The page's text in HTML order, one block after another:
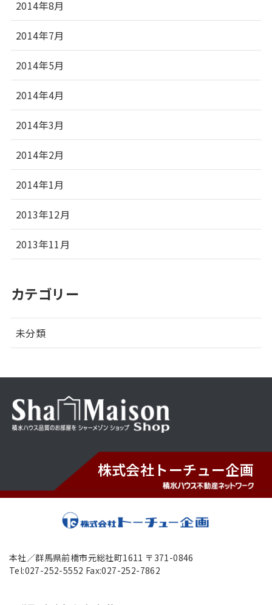
2014年8月
2014年7月
2014年5月
2014年4月
2014年3月
2014年2月
2014年1月
2013年12月
2013年11月
カテゴリー
未分類
株式会社トーチュー企画
本社／群馬県前橋市元総社町1611 〒371-0846
Tel:027-252-5552 Fax:027-252-7862